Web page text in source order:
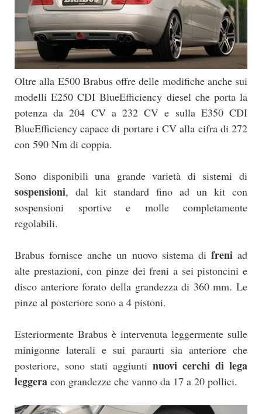
Oltre alla E500 Brabus offre delle modifiche anche sui
modelli E250 CDI BlueEfficiency diesel che porta la
potenza da 204 CV a 232 CV e sulla E350 CDI
BlueEfficiency capace di portare i CV alla cifra di 272
con 590 Nm di coppia.
Sono disponibili una grande varietà di sistemi di
sospensioni, dal kit standard fino ad un kit con
sospensioni sportive e molle completamente
regolabili.
Brabus fornisce anche un nuovo sistema di freniad
alte prestazioni, con pinze dei freni a sei pistoncini e
disco anteriore forato della grandezza di 360 mm. Le
pinze al posteriore sono a 4 pistoni.
Esteriormente Brabus è intervenuta leggermente sulle
minigonne laterali e sui paraurti sia anteriore che
posteriore, sono stati aggiunti nuovi cerchi di lega
leggera con grandezze che vanno da 17 a 20 pollici.